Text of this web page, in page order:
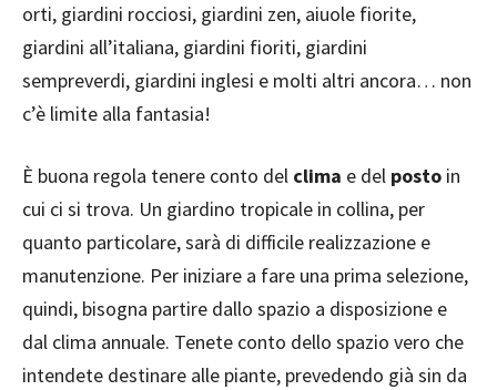
orti, giardini rocciosi, giardini zen, aiuole fiorite,
giardini all’italiana, giardini fioriti, giardini
sempreverdi, giardini inglesi e molti altri ancora… non
c’è limite alla fantasia!
È buona regola tenere conto del clima e del posto in
cui ci si trova. Un giardino tropicale in collina, per
quanto particolare, sarà di difficile realizzazione e
manutenzione. Per iniziare a fare una prima selezione,
quindi, bisogna partire dallo spazio a disposizione e
dal clima annuale. Tenete conto dello spazio vero che
intendete destinare alle piante, prevedendo già sin da